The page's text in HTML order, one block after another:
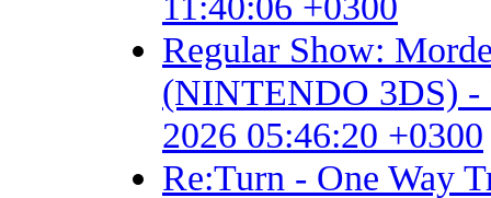
Regular Show:
(NINTENDO 3DS) -
2026 05:46:20 +0300
Re:Turn - One Way